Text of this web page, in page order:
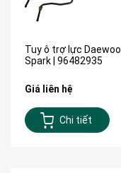
Tuy ô trợ lực Daewoo
Spark | 96482935
Giá liên hệ
Chi tiết